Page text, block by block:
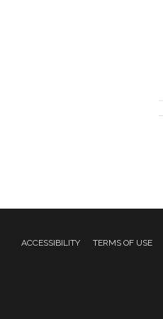
ACCESSIBILITY TERMS OF USE